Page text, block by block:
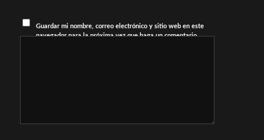
Guardar mi nombre, correo electrónico y sitio web en este
navegador para la próxima vez que haga un comentario.